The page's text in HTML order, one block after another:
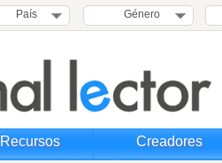
País Género
Recursos Creadores